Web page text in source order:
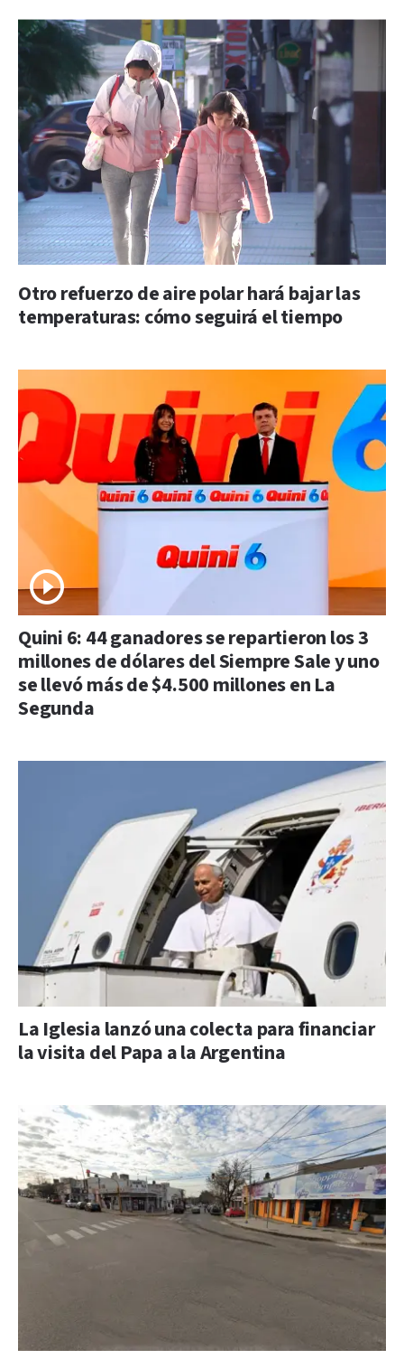
Otro refuerzo de aire polar hará bajar las
temperaturas: cómo seguirá el tiempo
Quini 6: 44 ganadores se repartieron los 3
millones de dólares del Siempre Sale y uno
se llevó más de $4.500 millones en La
Segunda
La Iglesia lanzó una colecta para financiar
la visita del Papa a la Argentina